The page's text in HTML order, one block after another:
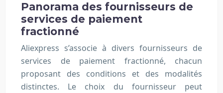
Panorama des fournisseurs de
services de paiement
fractionné
Aliexpress s’associe à divers fournisseurs de
services de paiement fractionné, chacun
proposant des conditions et des modalités
distinctes. Le choix du fournisseur peut